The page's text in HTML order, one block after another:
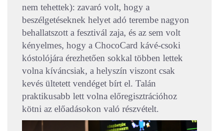
nem tehettek): zavaró volt, hogy a
beszélgetéseknek helyet adó terembe nagyon
behallatszott a fesztivál zaja, és az sem volt
kényelmes, hogy a ChocoCard kávé-csoki
kóstolójára érezhetően sokkal többen lettek
volna kíváncsiak, a helyszín viszont csak
kevés ültetett vendéget bírt el. Talán
praktikusabb lett volna előregisztrációhoz
kötni az előadásokon való részvételt.